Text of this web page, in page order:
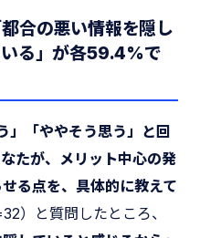
合の悪い情報を隠し
る」が各59.4%で
」「ややそう思う」と回
たが、メリット中心の発
る点を、具体的に教えて
）と質問したところ、